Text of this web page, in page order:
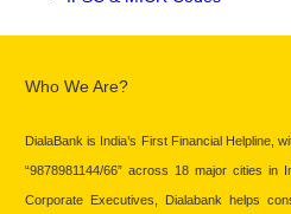
Who We Are?
DialaBank is India’s First Financial Helpline,
“9878981144/66” across 18 major cities in
Corporate Executives, Dialabank helps